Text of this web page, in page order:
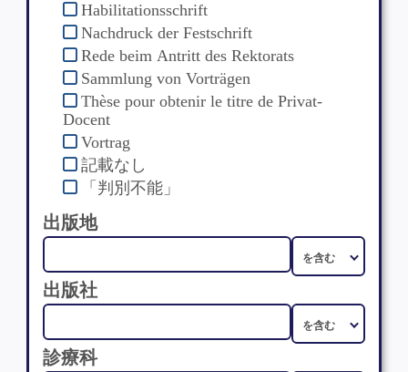
Habilitationsschrift
Nachdruck der Festschrift
Rede beim Antritt des Rektorats
Sammlung von Vorträgen
Thèse pour obtenir le titre de Privat-
Docent
Vortrag
記載なし
「判別不能」
出版地
出版社
診療科